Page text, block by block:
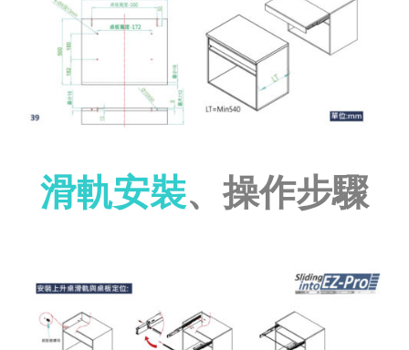
滑軌安裝、操作步驟